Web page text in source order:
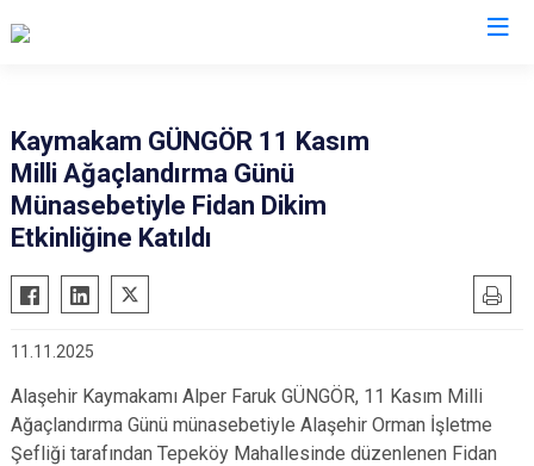
Ahmetli
Akhisar
Demirci
Kırkağaç
Köprübaşı
Salihli
Şehzadeler
Yunusemre
Kaymakam GÜNGÖR 11 Kasım
Milli Ağaçlandırma Günü
Münasebetiyle Fidan Dikim
Etkinliğine Katıldı
11.11.2025
Alaşehir Kaymakamı Alper Faruk GÜNGÖR, 11 Kasım Milli
Ağaçlandırma Günü münasebetiyle Alaşehir Orman İşletme
Şefliği tarafından Tepeköy Mahallesinde düzenlenen Fidan